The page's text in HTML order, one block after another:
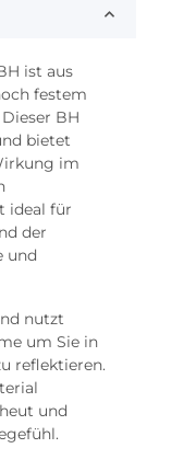
ist aus
festem
BH
bietet
im
ideal für
der
und
nutzt
um Sie in
reflektieren.
und